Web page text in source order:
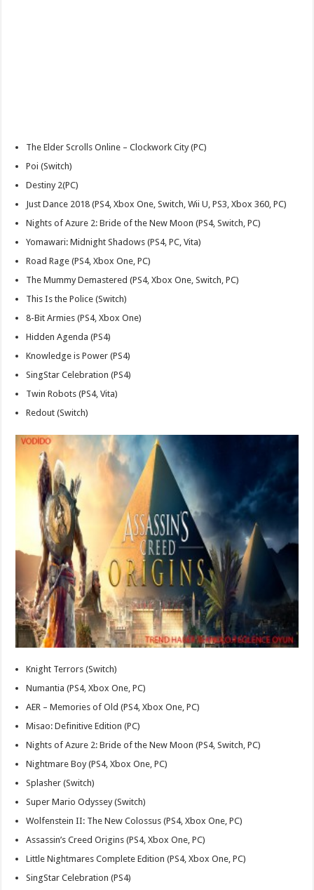
The Elder Scrolls Online – Clockwork City (PC)
Poi (Switch)
Destiny 2(PC)
Just Dance 2018 (PS4, Xbox One, Switch, Wii U, PS3, Xbox 360, PC)
Nights of Azure 2: Bride of the New Moon (PS4, Switch, PC)
Yomawari: Midnight Shadows (PS4, PC, Vita)
Road Rage (PS4, Xbox One, PC)
The Mummy Demastered (PS4, Xbox One, Switch, PC)
This Is the Police (Switch)
8-Bit Armies (PS4, Xbox One)
Hidden Agenda (PS4)
Knowledge is Power (PS4)
SingStar Celebration (PS4)
Twin Robots (PS4, Vita)
Redout (Switch)
Knight Terrors (Switch)
Numantia (PS4, Xbox One, PC)
AER – Memories of Old (PS4, Xbox One, PC)
Misao: Definitive Edition (PC)
Nights of Azure 2: Bride of the New Moon (PS4, Switch, PC)
Nightmare Boy (PS4, Xbox One, PC)
Splasher (Switch)
Super Mario Odyssey (Switch)
Wolfenstein II: The New Colossus (PS4, Xbox One, PC)
Assassin’s Creed Origins (PS4, Xbox One, PC)
Little Nightmares Complete Edition (PS4, Xbox One, PC)
SingStar Celebration (PS4)